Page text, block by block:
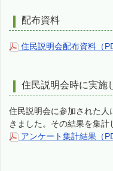
配布資料
住民説明会配布資料（
住民説明会時に実施
住民説明会に参加された
きました。その結果を集計
アンケート集計結果（